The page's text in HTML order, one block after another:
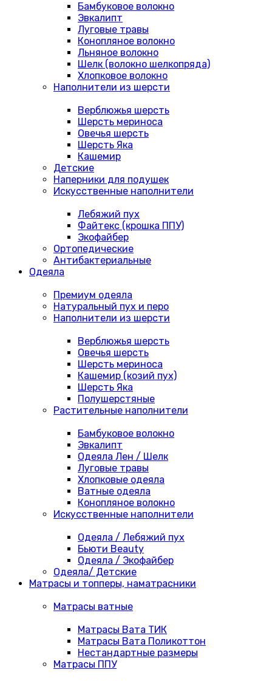
Бамбуковое волокно
Эвкалипт
Луговые травы
Конопляное волокно
Льняное волокно
Шелк (волокно шелкопряда)
Хлопковое волокно
Наполнители из шерсти
Верблюжья шерсть
Шерсть мериноса
Овечья шерсть
Шерсть Яка
Кашемир
Детские
Наперники для подушек
Искусственные наполнители
Лебяжий пух
Файтекс (крошка ППУ)
Экофайбер
Ортопедические
Антибактериальные
Одеяла
Премиум одеяла
Натуральный пух и перо
Наполнители из шерсти
Верблюжья шерсть
Овечья шерсть
Шерсть мериноса
Кашемир (козий пух)
Шерсть Яка
Полушерстяные
Растительные наполнители
Бамбуковое волокно
Эвкалипт
Одеяла Лен / Шелк
Луговые травы
Хлопковые одеяла
Ватные одеяла
Конопляное волокно
Искусственные наполнители
Одеяла / Лебяжий пух
Бьюти Beauty
Одеяла / Экофайбер
Одеяла/ Детские
Матрасы и топперы, наматрасники
Матрасы ватные
Матрасы Вата ТИК
Матрасы Вата Поликоттон
Нестандартные размеры
Матрасы ППУ